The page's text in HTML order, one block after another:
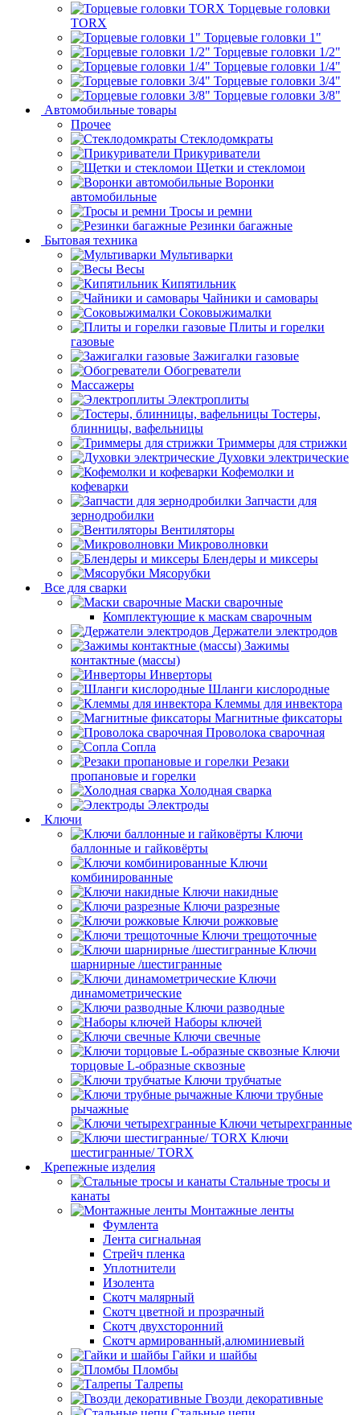
Торцевые головки
TORX
Торцевые головки 1"
Торцевые головки 1/2"
Торцевые головки 1/4"
Торцевые головки 3/4"
Торцевые головки 3/8"
Автомобильные товары
Прочее
Стеклодомкраты
Прикуриватели
Щетки и стекломои
Воронки
автомобильные
Тросы и ремни
Резинки багажные
Бытовая техника
Мультиварки
Весы
Кипятильник
Чайники и самовары
Соковыжималки
Плиты и горелки
газовые
Зажигалки газовые
Обогреватели
Массажеры
Электроплиты
Тостеры,
блинницы, вафельницы
Триммеры для стрижки
Духовки электрические
Кофемолки и
кофеварки
Запчасти для
зернодробилки
Вентиляторы
Микроволновки
Блендеры и миксеры
Мясорубки
Все для сварки
Маски сварочные
Комплектующие к маскам сварочным
Держатели электродов
Зажимы
контактные (массы)
Инверторы
Шланги кислородные
Клеммы для инвектора
Магнитные фиксаторы
Проволока сварочная
Сопла
Резаки
пропановые и горелки
Холодная сварка
Электроды
Ключи
Ключи
баллонные и гайковёрты
Ключи
комбинированные
Ключи накидные
Ключи разрезные
Ключи рожковые
Ключи трещоточные
Ключи
шарнирные /шестигранные
Ключи
динамометрические
Ключи разводные
Наборы ключей
Ключи свечные
Ключи
торцовые L-образные сквозные
Ключи трубчатые
Ключи трубные
рычажные
Ключи четырехгранные
Ключи
шестигранные/ TORX
Крепежные изделия
Стальные тросы и
канаты
Монтажные ленты
Фумлента
Лента сигнальная
Стрейч пленка
Уплотнители
Изолента
Скотч малярный
Скотч цветной и прозрачный
Скотч двухсторонний
Скотч армированный,алюминиевый
Гайки и шайбы
Пломбы
Талрепы
Гвозди декоративные